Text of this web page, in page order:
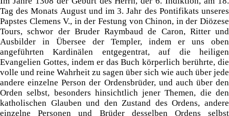
Tag des Monats August und im 3. Jahr des Pontifikats unseres
Papstes Clemens V., in der Festung von Chinon, in der Diözese
Tours, schwor der Bruder Raymbaud de Caron, Ritter und
Ausbilder in Übersee der Templer, indem er uns oben
angeführten Kardinälen entgegentrat, auf die heiligen
Evangelien Gottes, indem er das Buch körperlich berührte, die
volle und reine Wahrheit zu sagen über sich wie auch über jede
andere einzelne Person der Ordensbrüder, und auch über den
Orden selbst, besonders hinsichtlich jener Themen, die den
katholischen Glauben und den Zustand des Ordens, andere
einzelne Personen und Brüder desselben Ordens selbst